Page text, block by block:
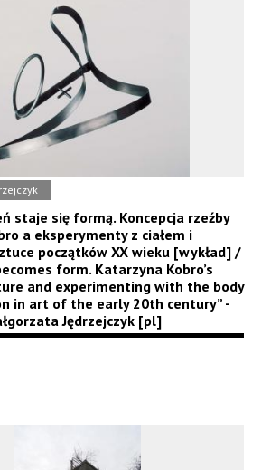
staje się formą. Koncepcja rzeźby
a eksperymenty z ciałem i
początków XX wieku [wykład] /
form. Katarzyna Kobro’s
and experimenting with the body
in art of the early 20th century” -
Jędrzejczyk [pl]